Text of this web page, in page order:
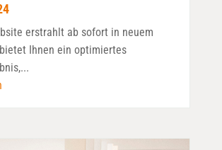
erstrahlt ab sofort in neuem
Ihnen ein optimiertes